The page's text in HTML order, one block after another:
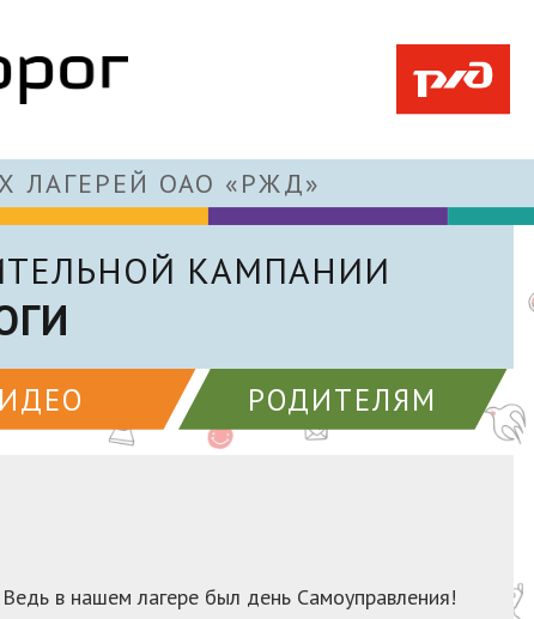
ЛАГЕРЕЙ ОАО «РЖД»
КАМПАНИИ
РОДИТЕЛЯМ
в нашем лагере был день Самоуправления!